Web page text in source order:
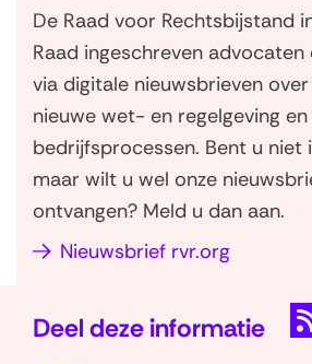
t
e
n
De Raad voor Rechtsbijstand
Raad ingeschreven
via digitale nieuwsbrieven
nieuwe wet- en regelgeving en
bedrijfsprocessen. Bent u niet
maar wilt u wel onze
ontvangen? Meld u dan aan.
Nieuwsbrief rvr.org
Deel deze informatie